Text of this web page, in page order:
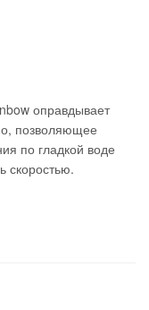
оправдывает
позволяющее
по гладкой воде
скоростью.